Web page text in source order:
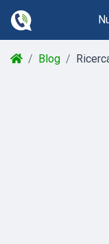
Blog